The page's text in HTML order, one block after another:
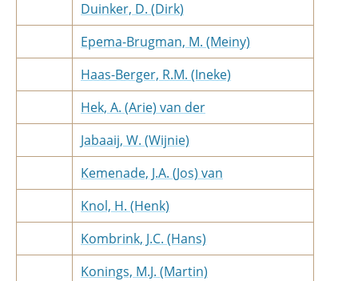
Duinker, D. (Dirk)
Epema-Brugman, M. (Meiny)
Haas-Berger, R.M. (Ineke)
Hek, A. (Arie) van der
Jabaaij, W. (Wijnie)
Kemenade, J.A. (Jos) van
Knol, H. (Henk)
Kombrink, J.C. (Hans)
Konings, M.J. (Martin)